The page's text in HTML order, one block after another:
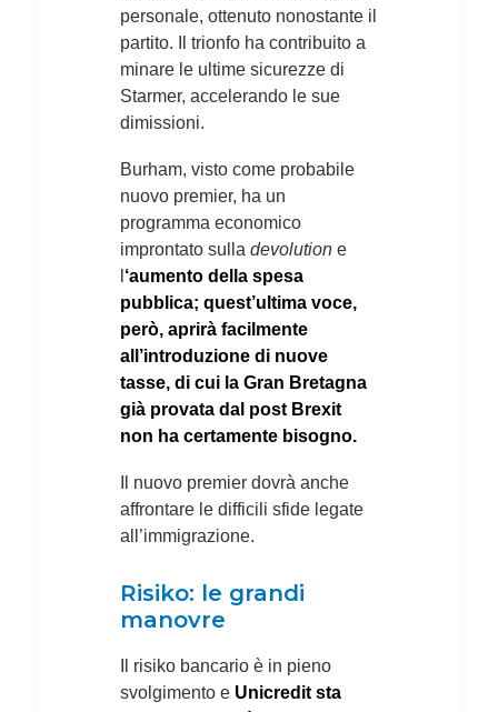
personale, ottenuto nonostante il
partito. Il trionfo ha contribuito a
minare le ultime sicurezze di
Starmer, accelerando le sue
dimissioni.
Burham, visto come probabile
nuovo premier, ha un
programma economico
improntato sulla devolution e
‘aumento della spesa
pubblica; quest’ultima voce,
però, aprirà facilmente
all’introduzione di nuove
tasse, di cui la Gran Bretagna
già provata dal post Brexit
non ha certamente bisogno.
Il nuovo premier dovrà anche
affrontare le difficili sfide legate
all’immigrazione.
Risiko: le grandi
manovre
Il risiko bancario è in pieno
svolgimento e Unicredit sta